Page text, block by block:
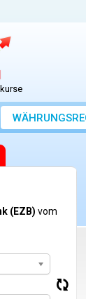
(EZB) vom